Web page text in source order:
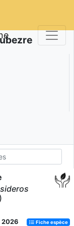
2026 Fiche espèce